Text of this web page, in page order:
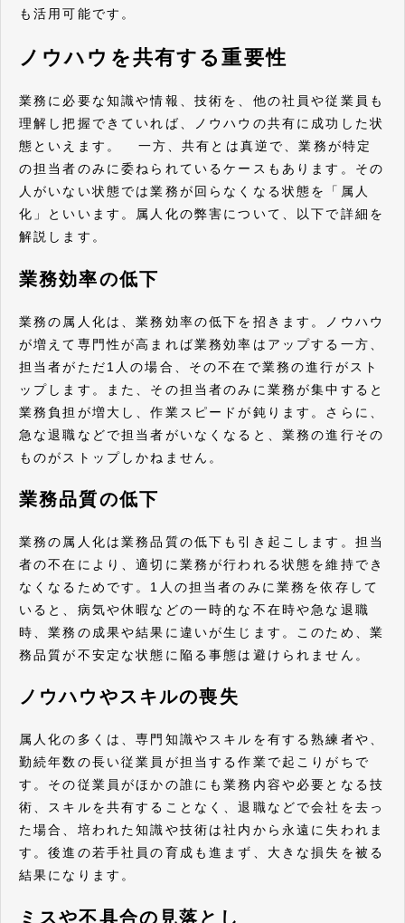
も活用可能です。
ノウハウを共有する重要性
業務に必要な知識や情報、技術を、他の社員や従業員も
理解し把握できていれば、ノウハウの共有に成功した状
態といえます。 一方、共有とは真逆で、業務が特定
の担当者のみに委ねられているケースもあります。その
人がいない状態では業務が回らなくなる状態を「属人
化」といいます。属人化の弊害について、以下で詳細を
解説します。
業務効率の低下
業務の属人化は、業務効率の低下を招きます。ノウハウ
が増えて専門性が高まれば業務効率はアップする一方、
担当者がただ1人の場合、その不在で業務の進行がスト
ップします。また、その担当者のみに業務が集中すると
業務負担が増大し、作業スピードが鈍ります。さらに、
急な退職などで担当者がいなくなると、業務の進行その
ものがストップしかねません。
業務品質の低下
業務の属人化は業務品質の低下も引き起こします。担当
者の不在により、適切に業務が行われる状態を維持でき
なくなるためです。1人の担当者のみに業務を依存して
いると、病気や休暇などの一時的な不在時や急な退職
時、業務の成果や結果に違いが生じます。このため、業
務品質が不安定な状態に陥る事態は避けられません。
ノウハウやスキルの喪失
属人化の多くは、専門知識やスキルを有する熟練者や、
勤続年数の長い従業員が担当する作業で起こりがちで
す。その従業員がほかの誰にも業務内容や必要となる技
術、スキルを共有することなく、退職などで会社を去っ
た場合、培われた知識や技術は社内から永遠に失われま
す。後進の若手社員の育成も進まず、大きな損失を被る
結果になります。
ミスや不具合の見落とし